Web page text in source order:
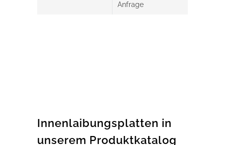
Anfrage
Innenlaibungsplatten in
unserem Produktkatalog